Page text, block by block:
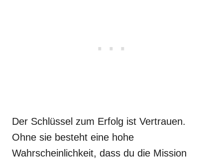
Der Schlüssel zum Erfolg ist Vertrauen.
Ohne sie besteht eine hohe
Wahrscheinlichkeit, dass du die Mission